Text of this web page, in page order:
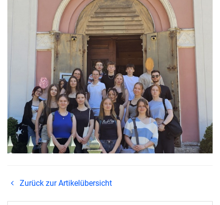
Zurück zur Artikelübersicht